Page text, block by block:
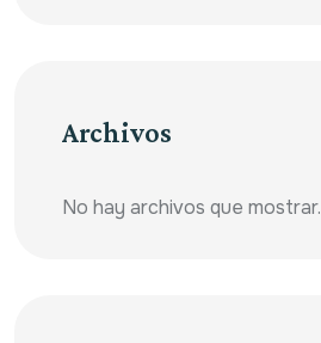
Archivos
No hay archivos que mostrar.